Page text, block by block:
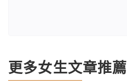
更多女生文章推薦